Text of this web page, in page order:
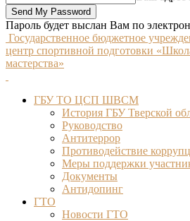
Пароль будет выслан Вам по
Государственное бюджетное
центр спортивной подготовки
мастерства»
ГБУ ТО ЦСП ШВСМ
История ГБУ Тверской
Руководство
Антитеррор
Противодействие
Меры поддержки
Документы
Антидопинг
ГТО
Новости ГТО